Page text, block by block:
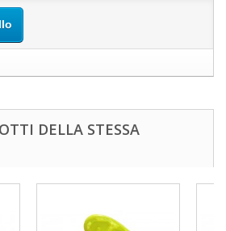
DELLA STESSA